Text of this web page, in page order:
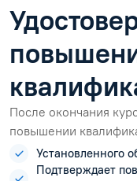
После окончания
повышении
Установленного
Подтверждает